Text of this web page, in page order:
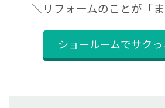
＼リフォームのことが「
ショールームでサクっ